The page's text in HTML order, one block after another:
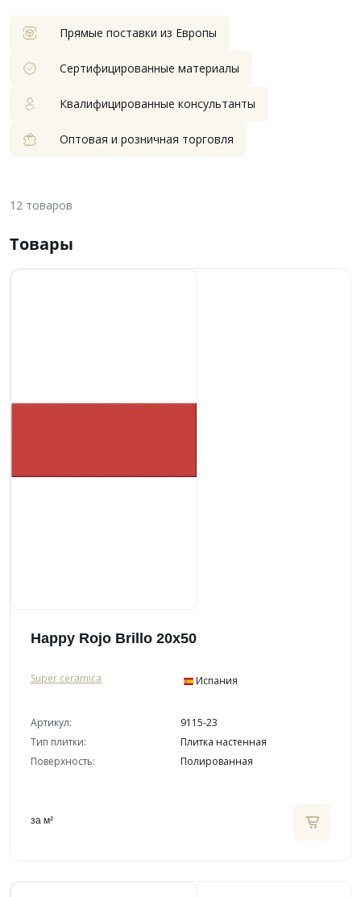
Прямые поставки из Европы
Сертифицированные материалы
Квалифицированные консультанты
Оптовая и розничная торговля
12 товаров
Товары
Happy Rojo Brillo 20x50
Super ceramica Испания
Артикул:
9115-23
Тип плитки:
Плитка настенная
Поверхность:
Полированная
за м²